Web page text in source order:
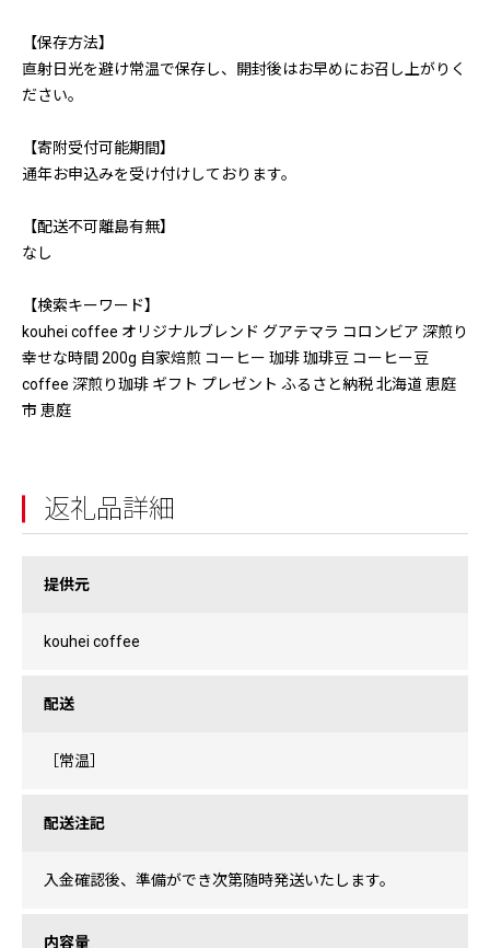
【保存方法】
直射日光を避け常温で保存し、開封後はお早めにお召し上がりく
ださい。
【寄附受付可能期間】
通年お申込みを受け付けしております。
【配送不可離島有無】
なし
【検索キーワード】
kouhei coffee オリジナルブレンド グアテマラ コロンビア 深煎り
幸せな時間 200g 自家焙煎 コーヒー 珈琲 珈琲豆 コーヒー豆
coffee 深煎り珈琲 ギフト プレゼント ふるさと納税 北海道 恵庭
市 恵庭
返礼品詳細
提供元
kouhei coffee
配送
［常温］
配送注記
入金確認後、準備ができ次第随時発送いたします。
内容量